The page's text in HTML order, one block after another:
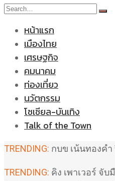
หน้าแรก
เมืองไทย
เศรษฐกิจ
คมนาคม
ท่องเที่ยว
นวัตกรรม
โซเชียล-บันเทิง
Talk of the Town
TRENDING: กบข เน้นทองคำ
TRENDING: คิง เพาเวอร์ จั